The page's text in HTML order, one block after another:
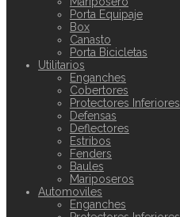
Porta Equipaje
Box
Canasto
Porta Bicicletas
Utilitarios
Enganches
Cobertores
Protectores Inferiores
Defensas
Deflectores
Estribos
Fenders
Baules
Mariposeros
Automoviles
Enganches